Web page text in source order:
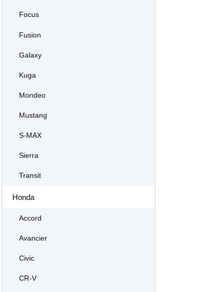
Focus
Fusion
Galaxy
Kuga
Mondeo
Mustang
S-MAX
Sierra
Transit
Honda
Accord
Avancier
Civic
CR-V